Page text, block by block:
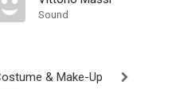
Sound
& Make-Up